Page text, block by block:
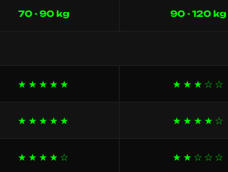
70 - 90 kg 90 - 120 kg
★★★★★ ★★★☆☆
★★★★★ ★★★★☆
★★★★☆ ★★☆☆☆